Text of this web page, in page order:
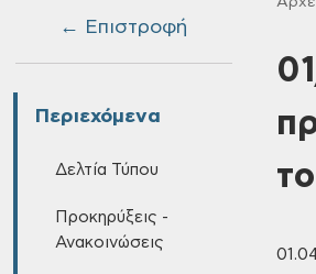
← Επιστροφή
Περιεχόμενα
Δελτία Τύπου
Προκηρύξεις -
Ανακοινώσεις